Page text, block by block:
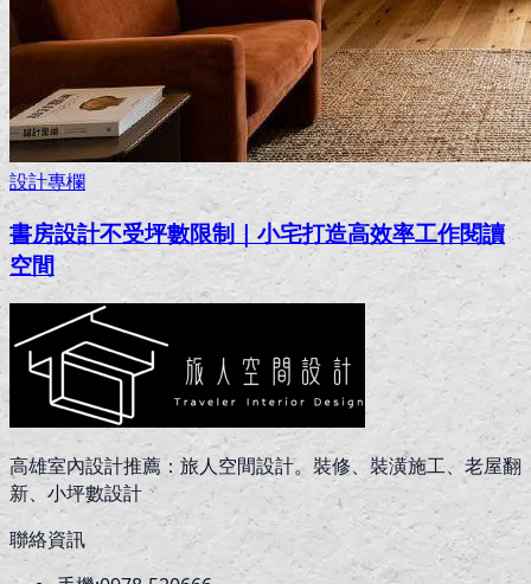
設計專欄
書房設計不受坪數限制｜小宅打造高效率工作閱讀
空間
高雄室內設計推薦：旅人空間設計。裝修、裝潢施工、老屋翻
新、小坪數設計
聯絡資訊